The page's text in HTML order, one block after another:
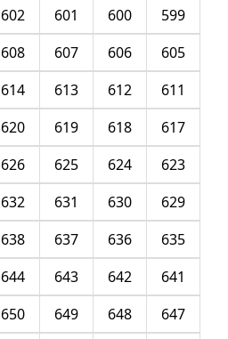
599
600
601
602
605
606
607
608
611
612
613
614
617
618
619
620
623
624
625
626
629
630
631
632
635
636
637
638
641
642
643
644
647
648
649
650